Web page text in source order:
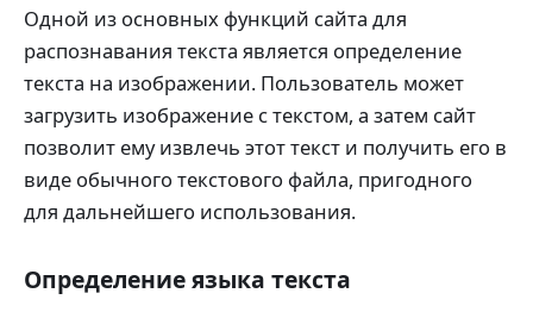
Одной из основных функций сайта для
распознавания текста является определение
текста на изображении. Пользователь может
загрузить изображение с текстом, а затем сайт
позволит ему извлечь этот текст и получить его в
виде обычного текстового файла, пригодного
для дальнейшего использования.
Определение языка текста